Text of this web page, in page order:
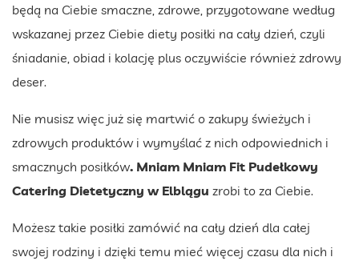
będą na Ciebie smaczne, zdrowe, przygotowane według
wskazanej przez Ciebie diety posiłki na cały dzień, czyli
śniadanie, obiad i kolację plus oczywiście również zdrowy
deser.
Nie musisz więc już się martwić o zakupy świeżych i
zdrowych produktów i wymyślać z nich odpowiednich i
smacznych posiłków. Mniam Mniam Fit Pudełkowy
Catering Dietetyczny w Elblągu zrobi to za Ciebie.
Możesz takie posiłki zamówić na cały dzień dla całej
swojej rodziny i dzięki temu mieć więcej czasu dla nich i